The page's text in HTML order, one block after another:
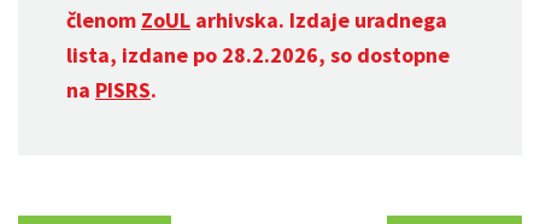
členom ZoUL arhivska. Izdaje uradnega
lista, izdane po 28.2.2026, so dostopne
na PISRS.